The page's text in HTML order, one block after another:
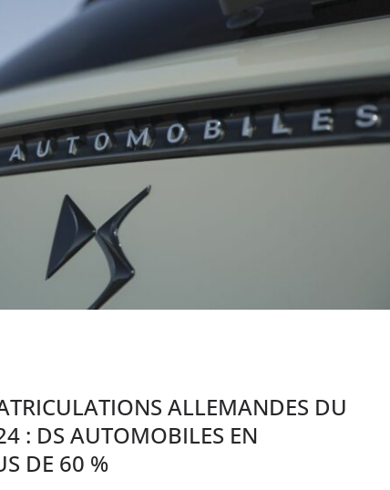
ALLEMANDES DU
: DS AUTOMOBILES EN
DE 60 %